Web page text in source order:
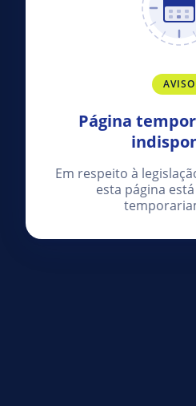
AVISO
Página
Em respeito à
esta página